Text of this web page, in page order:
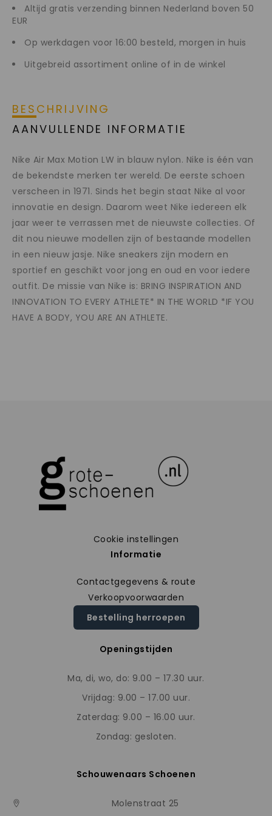
Altijd gratis verzending binnen Nederland boven 50
EUR
Op werkdagen voor 16:00 besteld, morgen in huis
Uitgebreid assortiment online of in de winkel
BESCHRIJVING
AANVULLENDE INFORMATIE
Nike Air Max Motion LW in blauw nylon. Nike is één van
de bekendste merken ter wereld. De eerste schoen
verscheen in 1971. Sinds het begin staat Nike al voor
innovatie en design. Daarom weet Nike iedereen elk
jaar weer te verrassen met de nieuwste collecties. Of
dit nou nieuwe modellen zijn of bestaande modellen
in een nieuw jasje. Nike sneakers zijn modern en
sportief en geschikt voor jong en oud en voor iedere
outfit. De missie van Nike is: BRING INSPIRATION AND
INNOVATION TO EVERY ATHLETE* IN THE WORLD *IF YOU
HAVE A BODY, YOU ARE AN ATHLETE.
Cookie instellingen
Informatie
Contactgegevens & route
Verkoopvoorwaarden
Bestelling herroepen
Openingstijden
Ma, di, wo, do: 9.00 – 17.30 uur.
Vrijdag: 9.00 – 17.00 uur.
Zaterdag: 9.00 – 16.00 uur.
Zondag: gesloten.
Schouwenaars Schoenen
Molenstraat 25